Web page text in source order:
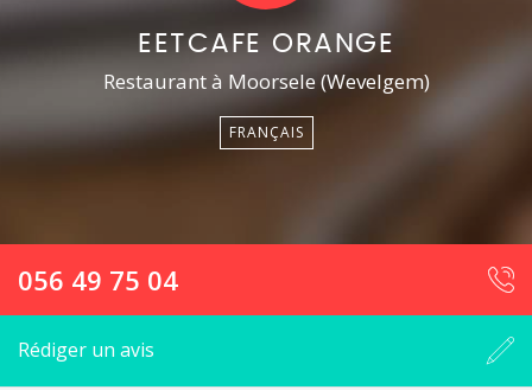
EETCAFE ORANGE
Restaurant à Moorsele (Wevelgem)
FRANÇAIS
056 49 75 04
Rédiger un avis